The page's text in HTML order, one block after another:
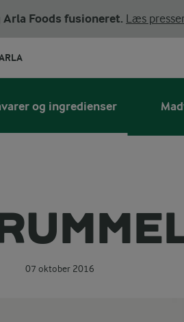
Arla Foods fusioneret. Læs
og ingredienser
07 oktober 2016